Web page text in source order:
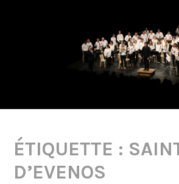
ÉTIQUETTE :
D’EVENOS